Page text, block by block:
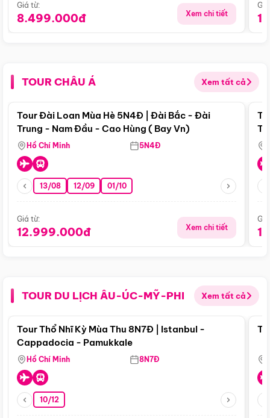
Giá từ:
8.499.000đ Xem chi tiết
TOUR CHÂU Á Xem tất cả
Điểm nổi bật
Tour Đài Loan Mùa Hè 5N4Đ | Đài Bắc - Đài
Trung - Nam Đầu - Cao Hùng ( Bay Vn)
Hồ Chí Minh 5N4Đ
13/08 12/09 01/10
Giá từ:
12.999.000đ Xem chi tiết
TOUR DU LỊCH ÂU-ÚC-MỸ-PHI Xem tất cả
Điểm nổi bật
Tour Thổ Nhĩ Kỳ Mùa Thu 8N7Đ | Istanbul -
Cappadocia - Pamukkale
Hồ Chí Minh 8N7Đ
10/12